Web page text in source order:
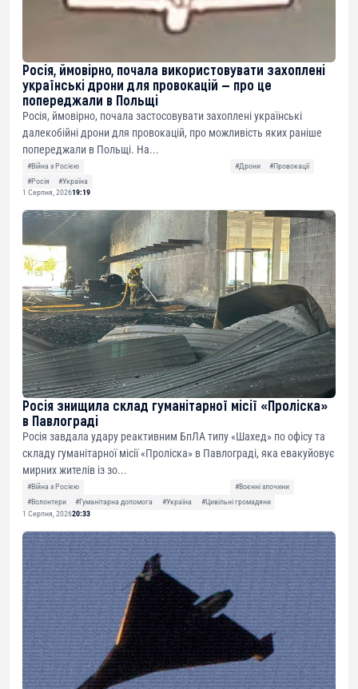
Росія, ймовірно, почала використовувати захоплені
українські дрони для провокацій — про це
попереджали в Польщі
Росія, ймовірно, почала застосовувати захоплені українські
далекобійні дрони для провокацій, про можливість яких раніше
попереджали в Польщі. На...
#Війна з Росією #Дрони
#Провокації
#Росія
#Україна
1 Серпня, 202619:19
Росія знищила склад гуманітарної місії «Проліска»
в Павлограді
Росія завдала удару реактивним БпЛА типу «Шахед» по офісу та
складу гуманітарної місії «Проліска» в Павлограді, яка евакуйовує
мирних жителів із зо...
#Війна з Росією
#Воєнні злочини
#Волонтери
#Гуманітарна допомога #Україна
#Цивільні громадяни
1 Серпня, 202620:33